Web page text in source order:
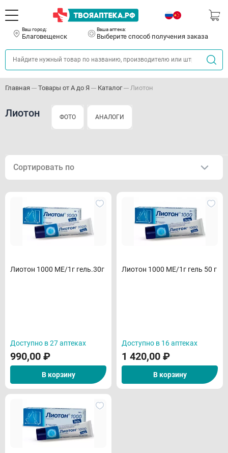
Ваш город:
Благовещенск
Ваша аптека:
Выберите способ получения заказа
Главная Товары от А до Я Каталог Лиотон
Лиотон ФОТО АНАЛОГИ
Сортировать по
Лиотон 1000 МЕ/1г гель.30г
Доступно в 27 аптеках
990,00 ₽
В корзину
Лиотон 1000 МЕ/1г гель 50 г
Доступно в 16 аптеках
1 420,00 ₽
В корзину